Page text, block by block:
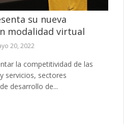
su nueva
modalidad virtual
20, 2022
la competitividad de las
servicios, sectores
desarrollo de...